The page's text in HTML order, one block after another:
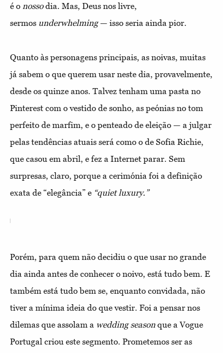
é o nossodia. Mas, Deus nos livre,
sermos underwhelming— isso seria ainda pior.
Quanto às personagens principais, as noivas, muitas
já sabem o que querem usar neste dia, provavelmente,
desde os quinze anos. Talvez tenham uma pasta no
Pinterest com o vestido de sonho, as peónias no tom
perfeito de marfim, e o penteado de eleição — a julgar
pelas tendências atuais será como o de Sofia Richie,
que casou em abril, e fez a Internet parar. Sem
surpresas, claro, porque a cerimónia foi a definição
exata de “elegância” e “quiet luxury.”
Porém, para quem não decidiu o que usar no grande
dia ainda antes de conhecer o noivo, está tudo bem. E
também está tudo bem se, enquanto convidada, não
tiver a mínima ideia do que vestir. Foi a pensar nos
dilemas que assolam a wedding season que a Vogue
Portugal criou este segmento. Prometemos ser as